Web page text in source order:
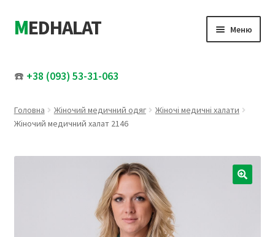
Перейти
до
Перейти
до MEDHALAT Меню
Медичні шапочки
Увесь каталог
☎️ +38 (093) 53-31-063
Головна Жіночий медичний одяг
Жіночі медичні халати
Жіночий медичний халат 2146